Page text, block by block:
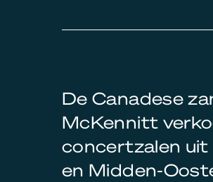
De Canadese
McKennitt
concertzalen uit
en Midden-